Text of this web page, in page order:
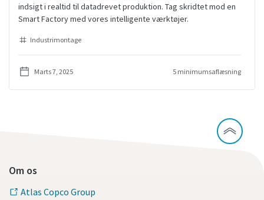
indsigt i realtid til datadrevet produktion. Tag skridtet mod en
Smart Factory med vores intelligente værktøjer.
Industrimontage
Marts 7, 2025 5 minimumsaflæsning
Om os
Atlas Copco Group